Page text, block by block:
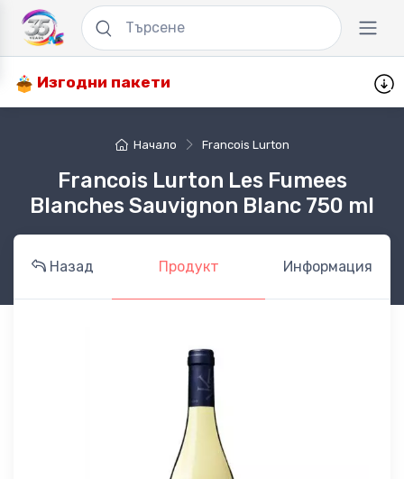
Изгодни пакети
Начало Francois Lurton
Francois Lurton Les Fumees
Blanches Sauvignon Blanc 750 ml
Назад Продукт Информация